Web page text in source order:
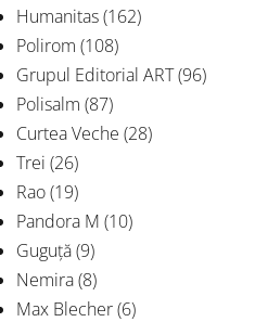
Humanitas(162)
Polirom (108)
Grupul Editorial ART(96)
Polisalm (87)
Curtea Veche (28)
Trei (26)
Rao(19)
Pandora M (10)
Guguță(9)
Nemira(8)
Max Blecher(6)